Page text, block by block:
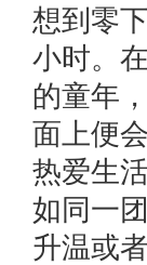
想到零
小时。
的童年
面上便
热爱生
如同一
升温或